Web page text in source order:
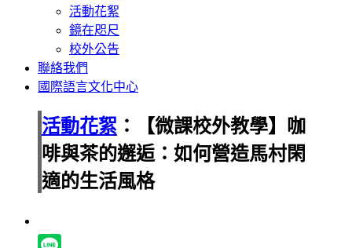
活動花絮
鏡在咫尺
校外公告
聯絡我們
國際語言文化中心
活動花絮 ：【微課校外教學】咖
啡與茶的邂逅：如何營造馬村閑
適的生活風格